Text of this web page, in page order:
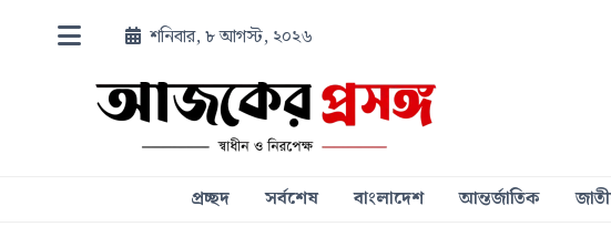
শনিবার, ৮ আগস্ট, ২০২৬
প্রচ্ছদ সর্বশেষ বাংলাদেশ আন্তর্জাতিক